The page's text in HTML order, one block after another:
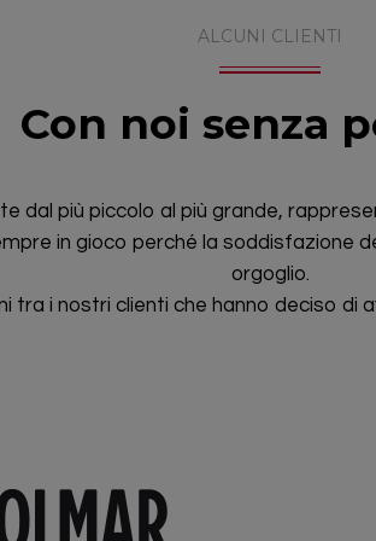
ALCUNI CLIENTI
Con noi senza
dal più piccolo al più grande,
in gioco perché la soddisfazione
orgoglio.
tra i nostri clienti che hanno deciso di